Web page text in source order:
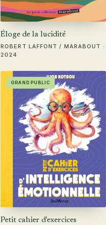
Éloge de la lucidité
ROBERT LAFFONT / MARABOUT ·
2024
GRAND PUBLIC
Petit cahier d'exercices